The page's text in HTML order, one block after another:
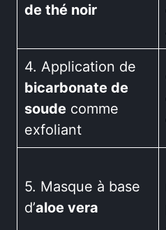
de thé noir
4. Application de
bicarbonate de
soude comme
exfoliant
5. Masque à base
d’aloe vera